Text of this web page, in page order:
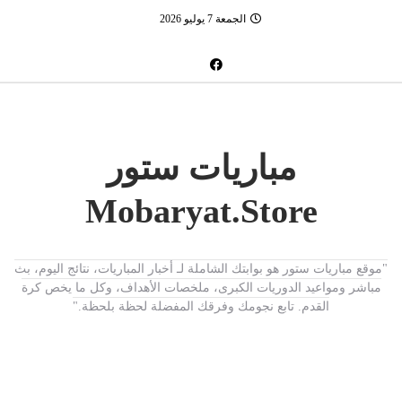
الجمعة 7 يوليو 2026
مباريات ستور
Mobaryat.Store
"موقع مباريات ستور هو بوابتك الشاملة لـ أخبار المباريات، نتائج اليوم، بث
مباشر ومواعيد الدوريات الكبرى، ملخصات الأهداف، وكل ما يخص كرة
القدم. تابع نجومك وفرقك المفضلة لحظة بلحظة."